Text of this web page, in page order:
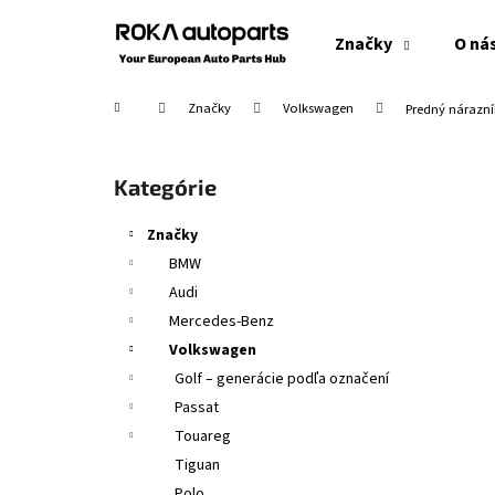
Značky O
Domov Značky Volkswagen Predný
Preskočiť
kategórie
Kategórie
Značky
BMW
Audi
Mercedes-Benz
Volkswagen
Golf – generácie podľa označení
Passat
Touareg
Tiguan